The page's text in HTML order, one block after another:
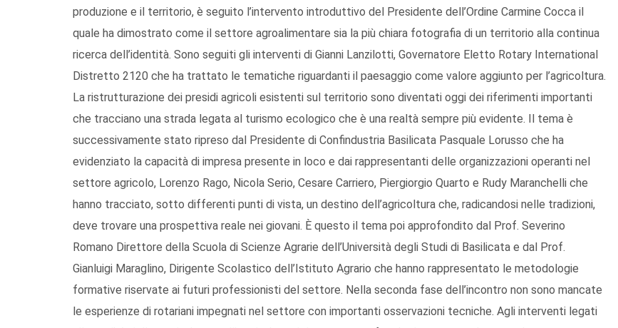
produzione e il territorio, è seguito l’intervento introduttivo del Presidente dell’Ordine Carmine Cocca il
quale ha dimostrato come il settore agroalimentare sia la più chiara fotografia di un territorio alla continua
ricerca dell’identità. Sono seguiti gli interventi di Gianni Lanzilotti, Governatore Eletto Rotary International
Distretto 2120 che ha trattato le tematiche riguardanti il paesaggio come valore aggiunto per l’agricoltura.
La ristrutturazione dei presidi agricoli esistenti sul territorio sono diventati oggi dei riferimenti importanti
che tracciano una strada legata al turismo ecologico che è una realtà sempre più evidente. Il tema è
successivamente stato ripreso dal Presidente di Confindustria Basilicata Pasquale Lorusso che ha
evidenziato la capacità di impresa presente in loco e dai rappresentanti delle organizzazioni operanti nel
settore agricolo, Lorenzo Rago, Nicola Serio, Cesare Carriero, Piergiorgio Quarto e Rudy Maranchelli che
hanno tracciato, sotto differenti punti di vista, un destino dell’agricoltura che, radicandosi nelle tradizioni,
deve trovare una prospettiva reale nei giovani. È questo il tema poi approfondito dal Prof. Severino
Romano Direttore della Scuola di Scienze Agrarie dell’Università degli Studi di Basilicata e dal Prof.
Gianluigi Maraglino, Dirigente Scolastico dell’Istituto Agrario che hanno rappresentato le metodologie
formative riservate ai futuri professionisti del settore. Nella seconda fase dell’incontro non sono mancate
le esperienze di rotariani impegnati nel settore con importanti osservazioni tecniche. Agli interventi legati